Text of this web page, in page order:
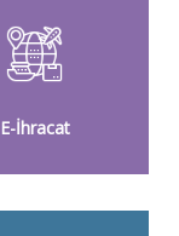
E-İhracat